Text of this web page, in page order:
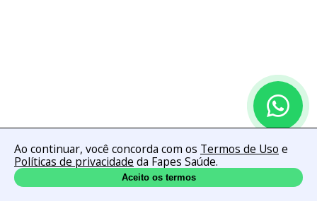
Ao continuar, você concorda com os Termos de Uso e
Políticas de privacidade da Fapes Saúde.
Aceito os termos